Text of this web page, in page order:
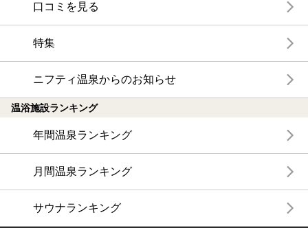
口コミを見る
特集
ニフティ温泉からのお知らせ
温浴施設ランキング
年間温泉ランキング
月間温泉ランキング
サウナランキング